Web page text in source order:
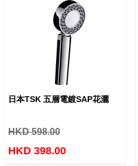
日本TSK 五層電鍍SAP花灑
HKD 598.00
HKD 398.00